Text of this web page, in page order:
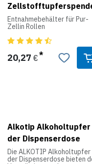
Entnahmebehälter für Pur-
Zellin Rollen
20,27 €
Alkotip Alkoholtupfer
der Dispenserdose
Die ALKOTIP Alkoholtupfer
der Dispenserdose bieten